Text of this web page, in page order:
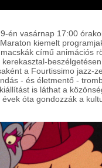
én vasárnap 17:00
kiemelt
című animációs
a Fourtissimo jazz-
- és életmentő -
is láthat a
óta gondozzák a